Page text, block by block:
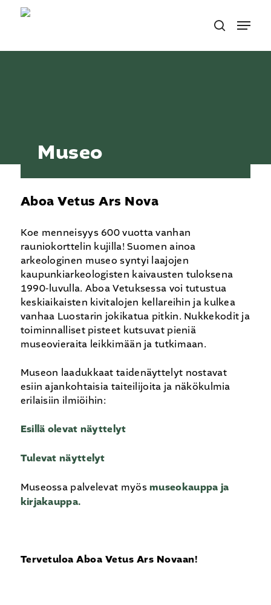
Skip
content
search
Menu
Museo
Aboa Vetus Ars Nova
Koe menneisyys 600 vuotta vanhan
rauniokorttelin kujilla! Suomen ainoa
arkeologinen museo syntyi laajojen
kaupunkiarkeologisten kaivausten tuloksena
1990-luvulla. Aboa Vetuksessa voi tutustua
keskiaikaisten kivitalojen kellareihin ja kulkea
vanhaa Luostarin jokikatua pitkin. Nukkekodit ja
toiminnalliset pisteet kutsuvat pieniä
museovieraita leikkimään ja tutkimaan.
Museon laadukkaat taidenäyttelyt nostavat
esiin ajankohtaisia taiteilijoita ja näkökulmia
erilaisiin ilmiöihin:
Esillä olevat näyttelyt
Tulevat näyttelyt
Museossa palvelevat myösmuseokauppa ja
kirjakauppa.
Tervetuloa Aboa Vetus Ars Novaan!